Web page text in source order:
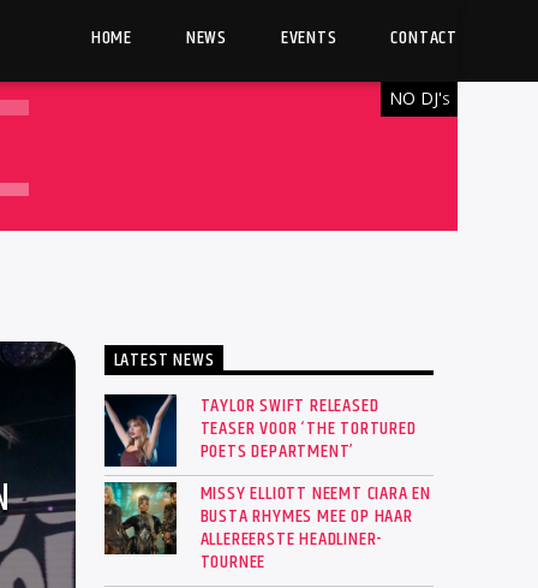
HOME NEWS EVENTS CONTACT
NO DJ'S
LATEST NEWS
TAYLOR SWIFT RELEASED
TEASER VOOR ‘THE TORTURED
POETS DEPARTMENT’
MISSY ELLIOTT NEEMT CIARA EN
BUSTA RHYMES MEE OP HAAR
ALLEREERSTE HEADLINER-
TOURNEE